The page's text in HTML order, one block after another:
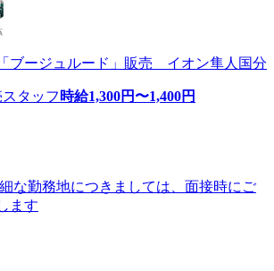
ブージュルード」販売 イオン隼人国分
タッフ 時給1,300円〜1,400円
な勤務地につきましては、面接時にご
ます